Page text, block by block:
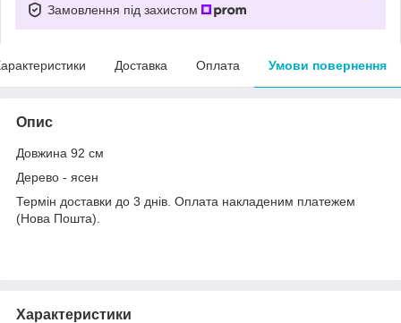
Замовлення під захистом
Доставка Оплата Умови повернення
Опис
Довжина 92 см
Дерево - ясен
Термін доставки до 3 днів. Оплата накладеним платежем
(Нова Пошта).
Характеристики